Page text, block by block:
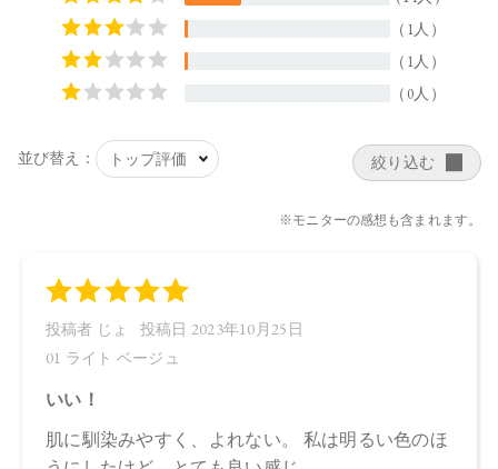
キイソステアリン酸ソルビタン、ペンタイソステアリン酸ポ
リグリセリル－１０、ペンタヒドロキシステアリン酸ポリグ
リセリル－１０、水酸化Ａｌ、ステアリン酸、クエン酸Ｎ
ａ、フェノキシエタノール、ポリリシノレイン酸ポリグリセ
３、マイカ、酸化鉄
水、ラウリン酸メチルヘプチル、酸化チタン、エタノール、
リン酸亜鉛、オプンチアフィクスインジカ種子油、ヒマワリ
種子油、ローズマリー葉エキス、ラベンダー花エキス、ゼニ
アオイ花エキス、アカツメクサ花エキス、ハマナス花エキ
ス、ヨモギ葉エキス、チャ葉エキス、ユズ果実エキス、ラベ
アオモジ果実油、イランイラン花油、トコフェロール、セス
キイソステアリン酸ソルビタン、ペンタイソステアリン酸ポ
リグリセリル－１０、ペンタヒドロキシステアリン酸ポリグ